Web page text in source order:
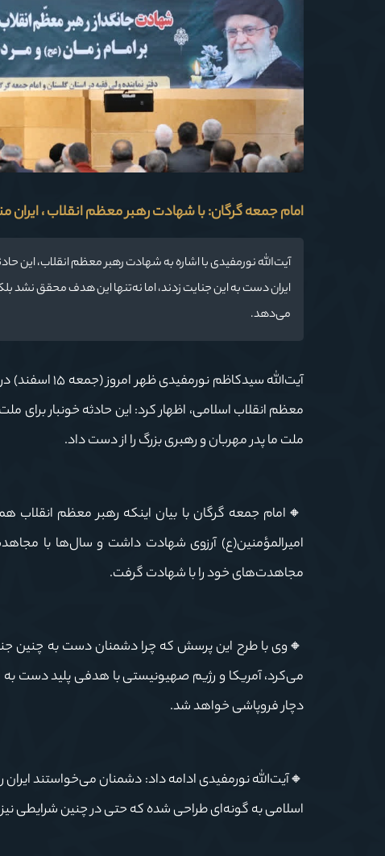
امام جمعه گرگان: با شهادت رهبر معظم انقلاب ،
آیت‌الله نورمفیدی با اشاره به شهادت رهبر معظم انقلاب، این
ایران دست به این جنایت زدند، اما نه‌تنها این هدف محقق نشد
می‌دهد.
آیت‌الله
معظم انقلاب اسلامی، اظهار کرد: این حادثه خونبار برای
ملت ما پدر مهربان و رهبری بزرگ را از دست داد.
🔸امام جمعه گرگان با بیان اینکه رهبر معظم انقلاب
امیرالمؤمنین(ع) آرزوی شهادت داشت و سال‌ها با
مجاهدت‌های خود را با شهادت گرفت.
🔸وی با طرح این پرسش که چرا دشمنان دست به چنین
می‌کرد، آمریکا و رژیم صهیونیستی با هدفی پلید دست به
دچار فروپاشی خواهد شد.
🔸آیت‌الله نورمفیدی ادامه داد: دشمنان می‌خواستند
اسلامی به گونه‌ای طراحی شده که حتی در چنین شرایطی نیز